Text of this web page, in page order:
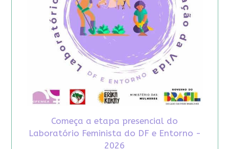
Começa a etapa presencial do
Laboratório Feminista do DF e Entorno -
2026